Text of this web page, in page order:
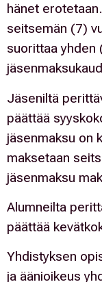
hänet
seitsemän (7)
suorittaa yhden
Jäseniltä
päättää
jäsenmaksu on
maksetaan
jäsenmaksu
Alumneilta
päättää
Yhdistyksen
ja äänioikeus